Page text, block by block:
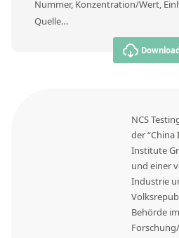
Nummer, Konzentration/Wert,
Quelle…
NCS
der “China
Institute
und einer
Industrie
Behörde